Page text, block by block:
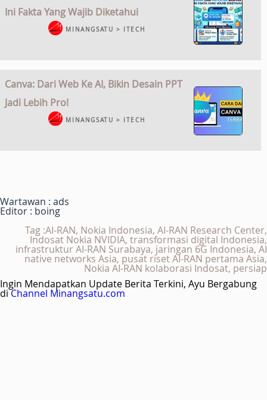
Ini Fakta Yang Wajib Diketahui
MINANGSATU > ITECH
Canva: Dari Web Ke AI, Bikin Desain PPT
Jadi Lebih Pro!
MINANGSATU > ITECH
Wartawan : ads
Editor : boing
Tag :AI-RAN, Nokia Indonesia, AI-RAN Research Center,
Indosat Nokia NVIDIA, transformasi digital Indonesia,
infrastruktur AI-RAN Surabaya, jaringan 6G Indonesia, AI
native networks Asia, pusat riset AI-RAN pertama Asia,
Nokia AI-RAN kolaborasi Indosat, persiap
Ingin Mendapatkan Update Berita Terkini, Ayu Bergabung
diChannel Minangsatu.com